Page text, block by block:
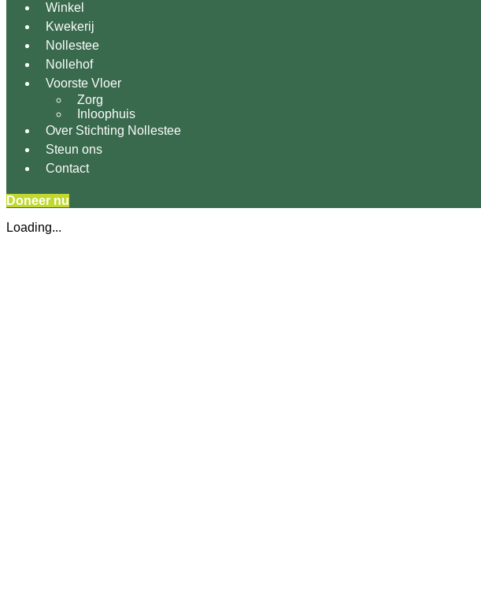
Winkel
Kwekerij
Nollestee
Nollehof
Voorste Vloer
Zorg
Inloophuis
Over Stichting Nollestee
Steun ons
Contact
Doneer nu
Loading...